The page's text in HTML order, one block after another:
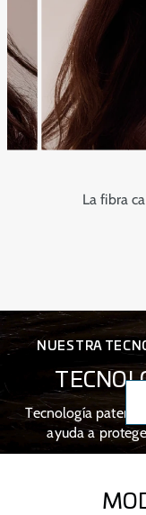
La fibra
NUESTRA
Tecnología
ayuda a